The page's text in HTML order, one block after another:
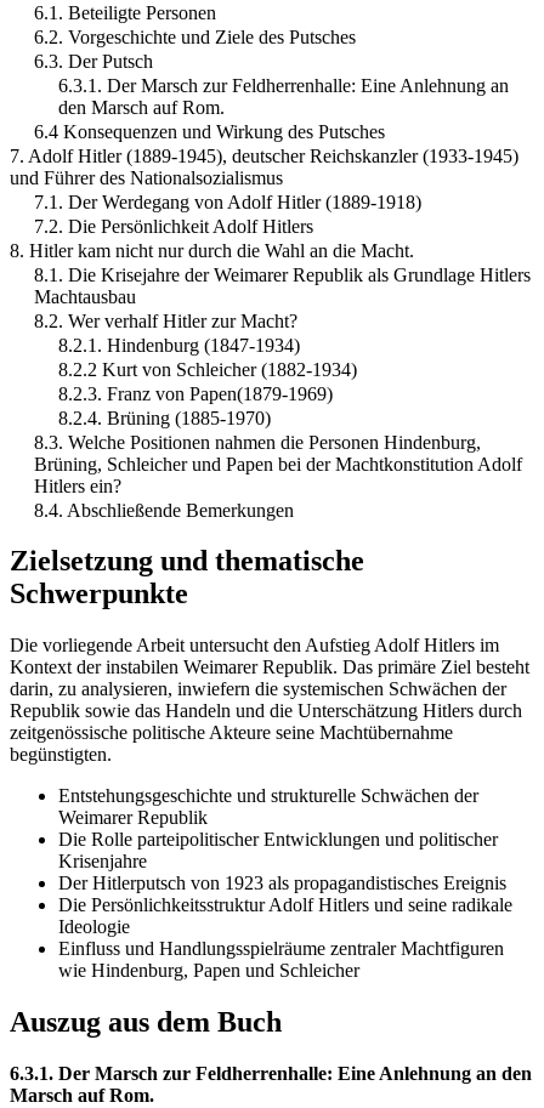
6.1. Beteiligte Personen
6.2. Vorgeschichte und Ziele des Putsches
6.3. Der Putsch
6.3.1. Der Marsch zur Feldherrenhalle: Eine Anlehnung an
den Marsch auf Rom.
6.4 Konsequenzen und Wirkung des Putsches
7. Adolf Hitler (1889-1945), deutscher Reichskanzler (1933-1945)
und Führer des Nationalsozialismus
7.1. Der Werdegang von Adolf Hitler (1889-1918)
7.2. Die Persönlichkeit Adolf Hitlers
8. Hitler kam nicht nur durch die Wahl an die Macht.
8.1. Die Krisejahre der Weimarer Republik als Grundlage Hitlers
Machtausbau
8.2. Wer verhalf Hitler zur Macht?
8.2.1. Hindenburg (1847-1934)
8.2.2 Kurt von Schleicher (1882-1934)
8.2.3. Franz von Papen(1879-1969)
8.2.4. Brüning (1885-1970)
8.3. Welche Positionen nahmen die Personen Hindenburg,
Brüning, Schleicher und Papen bei der Machtkonstitution Adolf
Hitlers ein?
8.4. Abschließende Bemerkungen
Zielsetzung und thematische
Schwerpunkte
Die vorliegende Arbeit untersucht den Aufstieg Adolf Hitlers im
Kontext der instabilen Weimarer Republik. Das primäre Ziel besteht
darin, zu analysieren, inwiefern die systemischen Schwächen der
Republik sowie das Handeln und die Unterschätzung Hitlers durch
zeitgenössische politische Akteure seine Machtübernahme
begünstigten.
Entstehungsgeschichte und strukturelle Schwächen der
Weimarer Republik
Die Rolle parteipolitischer Entwicklungen und politischer
Krisenjahre
Der Hitlerputsch von 1923 als propagandistisches Ereignis
Die Persönlichkeitsstruktur Adolf Hitlers und seine radikale
Ideologie
Einfluss und Handlungsspielräume zentraler Machtfiguren
wie Hindenburg, Papen und Schleicher
Auszug aus dem Buch
6.3.1. Der Marsch zur Feldherrenhalle: Eine Anlehnung an den
Marsch auf Rom.